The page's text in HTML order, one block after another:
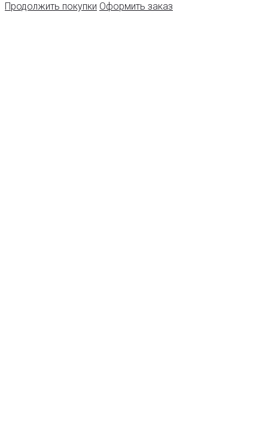
Продолжить покупки Оформить заказ